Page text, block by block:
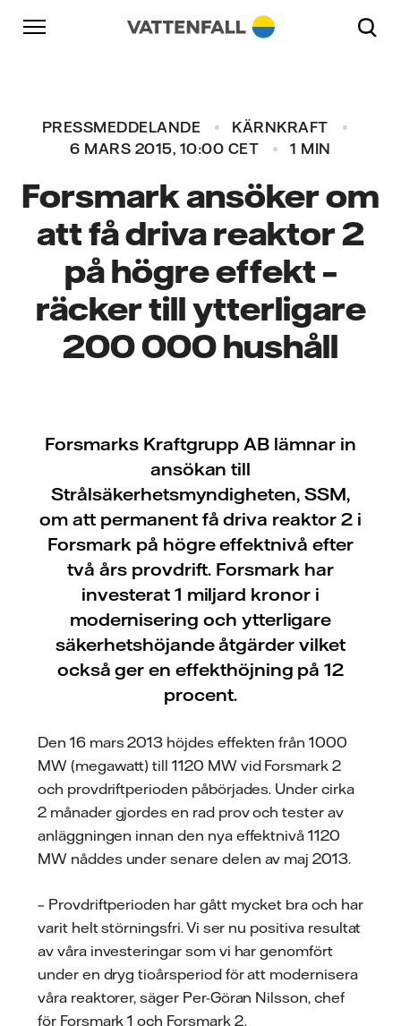
Skip to content
Gå till huvudnavigeringen
Gå till sidfoten
PRESSMEDDELANDE
KÄRNKRAFT
6 MARS 2015, 10:00 CET
1 MIN
Forsmark ansöker om
att få driva reaktor 2
på högre effekt –
räcker till ytterligare
200 000 hushåll
Forsmarks Kraftgrupp AB lämnar in
ansökan till
Strålsäkerhetsmyndigheten, SSM,
om att permanent få driva reaktor 2 i
Forsmark på högre effektnivå efter
två års provdrift. Forsmark har
investerat 1 miljard kronor i
modernisering och ytterligare
säkerhetshöjande åtgärder vilket
också ger en effekthöjning på 12
procent.
Den 16 mars 2013 höjdes effekten från 1000
MW (megawatt) till 1120 MW vid Forsmark 2
och provdriftperioden påbörjades. Under cirka
2 månader gjordes en rad prov och tester av
anläggningen innan den nya effektnivå 1120
MW nåddes under senare delen av maj 2013.
– Provdriftperioden har gått mycket bra och har
varit helt störningsfri. Vi ser nu positiva resultat
av våra investeringar som vi har genomfört
under en dryg tioårsperiod för att modernisera
våra reaktorer, säger Per-Göran Nilsson, chef
för Forsmark 1 och Forsmark 2.
Gå till huvudnavigeringen